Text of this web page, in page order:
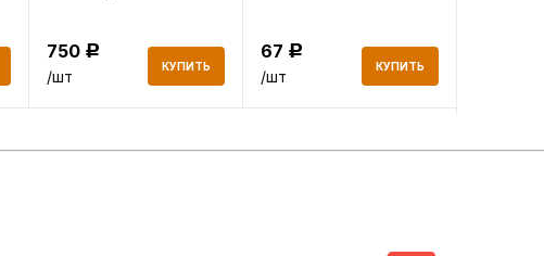
750 Р
/шт
КУПИТЬ
67 Р
/шт
КУПИТЬ